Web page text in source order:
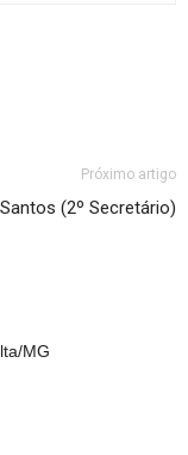
Próximo artigo
(2º Secretário)